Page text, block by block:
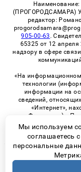
Наименование:
(ПРОГОРОДСАМАРА)
редактор:
905-00-63 .
65325 от 12
надзору в сфере
«На информационном
технологии
информации на
сведений,
«Интернет»,
Федерации)».
технологий в
© 2026
Мы используем
соглашаетесь
персональные